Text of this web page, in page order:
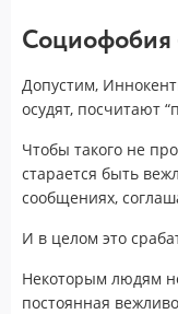
Социофобия
Допустим,
осудят, посчитают
Чтобы такого не
старается быть
сообщениях,
И в целом это
Некоторым людям
постоянная